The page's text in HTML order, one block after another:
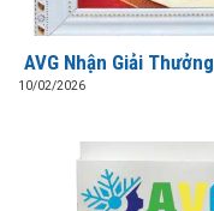
AVG Nhận Giải
10/02/2026